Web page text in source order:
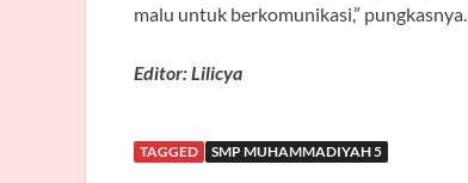
malu untuk berkomunikasi,” pungkasnya.
Editor: Lilicya
TAGGED SMP MUHAMMADIYAH 5